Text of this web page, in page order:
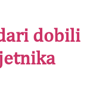
dobili